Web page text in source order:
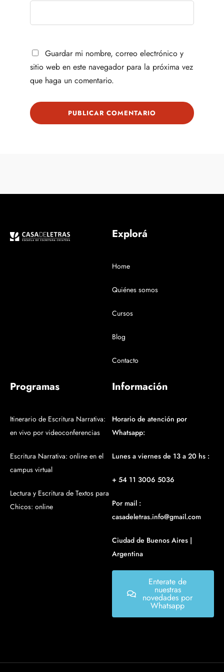
Guardar mi nombre, correo electrónico y
sitio web en este navegador para la próxima vez
que haga un comentario.
Explorá
Home
Quiénes somos
Cursos
Blog
Contacto
Programas
Itinerario de Escritura Narrativa:
en vivo por videoconferencias
Escritura Narrativa: online en el
campus virtual
Lectura y Escritura de Textos para
Chicos: online
Información
Horario de atención por
Whatsapp:
Lunes a viernes de 13 a 20 hs :
+ 54 11 3006 5036
Por mail :
casadeletras.info@gmail.com
Ciudad de Buenos Aires |
Argentina
Enterate de
nuestras
novedades por
Whatsapp